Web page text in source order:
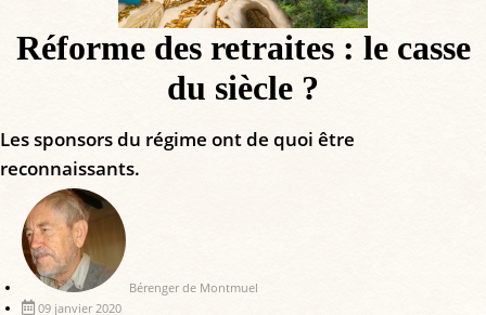
Réforme des retraites : le casse
du siècle ?
Les sponsors du régime ont de quoi être
reconnaissants.
Bérenger de Montmuel
09 janvier 2020